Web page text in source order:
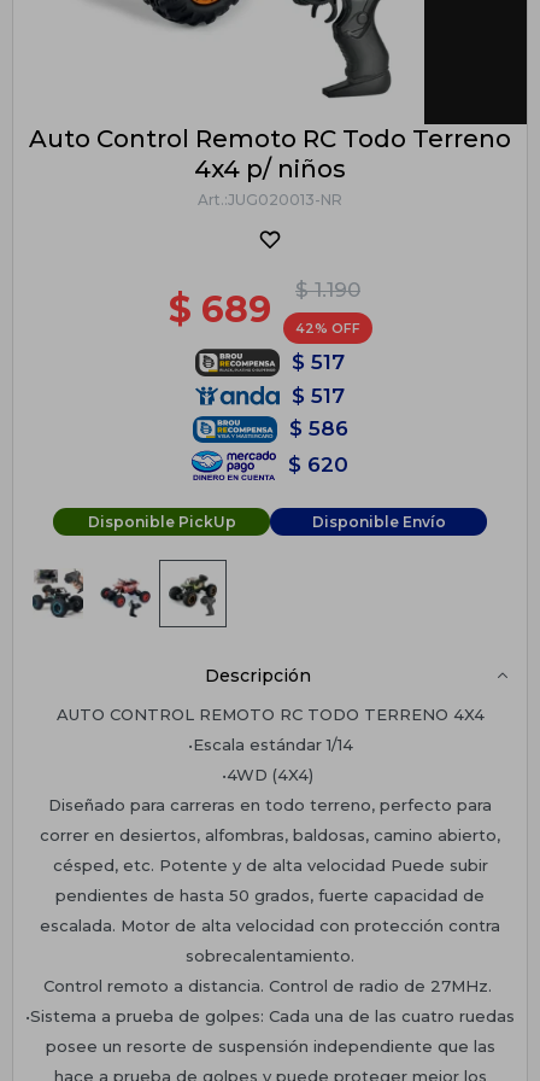
Auto Control Remoto RC Todo Terreno
4x4 p/ niños
JUG020013-NR
$ 1.190
$ 689 42
$ 517
$ 517
$ 586
$ 620
Disponible PickUp Disponible Envío
Descripción
AUTO CONTROL REMOTO RC TODO TERRENO 4X4
•Escala estándar 1/14
•4WD (4X4)
Diseñado para carreras en todo terreno, perfecto para
correr en desiertos, alfombras, baldosas, camino abierto,
césped, etc. Potente y de alta velocidad Puede subir
pendientes de hasta 50 grados, fuerte capacidad de
escalada. Motor de alta velocidad con protección contra
sobrecalentamiento.
Control remoto a distancia. Control de radio de 27MHz.
•Sistema a prueba de golpes: Cada una de las cuatro ruedas
posee un resorte de suspensión independiente que las
hace a prueba de golpes y puede proteger mejor los